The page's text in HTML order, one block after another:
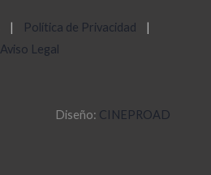
| Política de Privacidad
|
Aviso Legal
Diseño: CINEPROAD